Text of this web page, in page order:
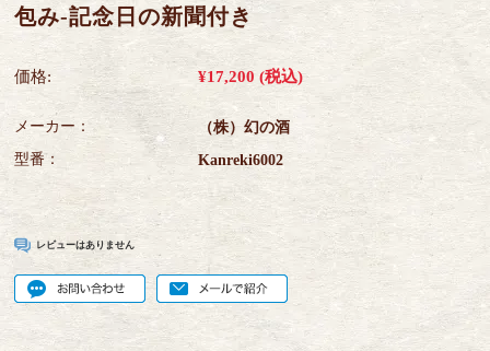
包み-記念日の新聞付き
価格: ¥17,200 (税込)
メーカー：
（株）幻の酒
型番：
Kanreki6002
レビューはありません